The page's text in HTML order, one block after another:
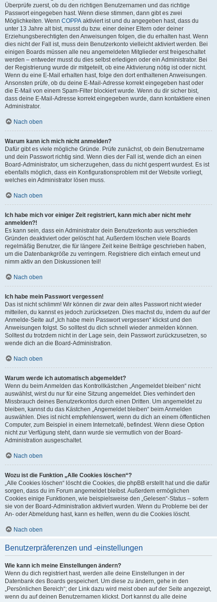
Überprüfe zuerst, ob du den richtigen Benutzernamen und das richtige
Passwort eingegeben hast. Wenn diese stimmen, dann gibt es zwei
Möglichkeiten. Wenn COPPA aktiviert ist und du angegeben hast, dass du
unter 13 Jahre alt bist, musst du bzw. einer deiner Eltern oder deiner
Erziehungsberechtigten den Anweisungen folgen, die du erhalten hast. Wenn
dies nicht der Fall ist, muss dein Benutzerkonto vielleicht aktiviert werden. Bei
einigen Boards müssen alle neu angemeldeten Mitglieder erst freigeschaltet
werden – entweder musst du dies selbst erledigen oder ein Administrator. Bei
der Registrierung wurde dir mitgeteilt, ob eine Aktivierung nötig ist oder nicht.
Wenn du eine E-Mail erhalten hast, folge den dort enthaltenen Anweisungen.
Ansonsten prüfe, ob du deine E-Mail-Adresse korrekt eingegeben hast oder
die E-Mail von einem Spam-Filter blockiert wurde. Wenn du dir sicher bist,
dass deine E-Mail-Adresse korrekt eingegeben wurde, dann kontaktiere einen
Administrator.
Nach oben
Warum kann ich mich nicht anmelden?
Dafür gibt es viele mögliche Gründe. Prüfe zunächst, ob dein Benutzername
und dein Passwort richtig sind. Wenn dies der Fall ist, wende dich an einen
Board-Administrator, um sicherzugehen, dass du nicht gesperrt wurdest. Es ist
ebenfalls möglich, dass ein Konfigurationsproblem mit der Website vorliegt,
welches ein Administrator lösen muss.
Nach oben
Ich habe mich vor einiger Zeit registriert, kann mich aber nicht mehr
anmelden?!
Es kann sein, dass ein Administrator dein Benutzerkonto aus verschieden
Gründen deaktiviert oder gelöscht hat. Außerdem löschen viele Boards
regelmäßig Benutzer, die für längere Zeit keine Beiträge geschrieben haben,
um die Datenbankgröße zu verringern. Registriere dich einfach erneut und
nimm aktiv an den Diskussionen teil!
Nach oben
Ich habe mein Passwort vergessen!
Das ist nicht schlimm! Wir können dir zwar dein altes Passwort nicht wieder
mitteilen, du kannst es jedoch zurücksetzen. Dies machst du, indem du auf der
Anmelde-Seite auf „Ich habe mein Passwort vergessen“ klickst und den
Anweisungen folgst. So solltest du dich schnell wieder anmelden können.
Solltest du trotzdem nicht in der Lage sein, dein Passwort zurückzusetzen, so
wende dich an die Board-Administration.
Nach oben
Warum werde ich automatisch abgemeldet?
Wenn du beim Anmelden das Kontrollkästchen „Angemeldet bleiben“ nicht
auswählst, wirst du nur für eine Sitzung angemeldet. Dies verhindert den
Missbrauch deines Benutzerkontos durch einen Dritten. Um angemeldet zu
bleiben, kannst du das Kästchen „Angemeldet bleiben“ beim Anmelden
auswählen. Dies ist nicht empfehlenswert, wenn du dich an einem öffentlichen
Computer, zum Beispiel in einem Internetcafé, befindest. Wenn diese Option
nicht zur Verfügung steht, dann wurde sie vermutlich von der Board-
Administration ausgeschaltet.
Nach oben
Wozu ist die Funktion „Alle Cookies löschen“?
„Alle Cookies löschen“ löscht die Cookies, die phpBB erstellt hat und die dafür
sorgen, dass du im Forum angemeldet bleibst. Außerdem ermöglichen
Cookies einige Funktionen, wie beispielsweise den „Gelesen“-Status – sofern
sie von der Board-Administration aktiviert wurden. Wenn du Probleme bei der
An- oder Abmeldung hast, kann es helfen, wenn du die Cookies löscht.
Nach oben
Benutzerpräferenzen und -einstellungen
Wie kann ich meine Einstellungen ändern?
Wenn du dich registriert hast, werden alle deine Einstellungen in der
Datenbank des Boards gespeichert. Um diese zu ändern, gehe in den
„Persönlichen Bereich“; der Link dazu wird meist oben auf der Seite angezeigt,
wenn du auf deinen Benutzernamen klickst. Dort kannst du alle deine